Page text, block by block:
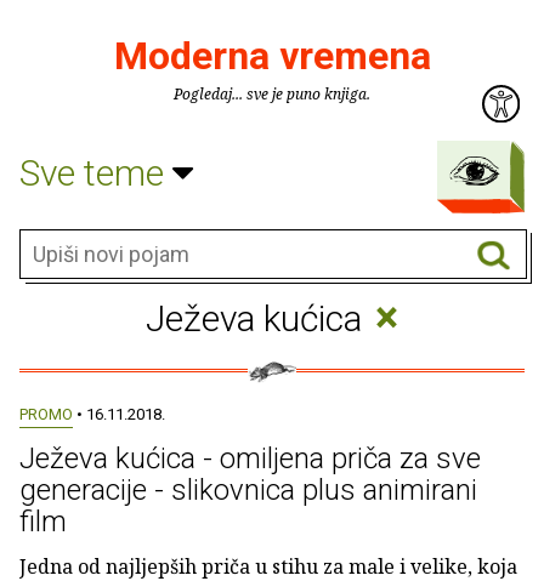
Moderna vremena
Pogledaj... sve je puno knjiga.
Sve teme
Ježeva kućica ×
PROMO • 16.11.2018.
Ježeva kućica - omiljena priča za sve
generacije - slikovnica plus animirani
film
Jedna od najljepših priča u stihu za male i velike, koja